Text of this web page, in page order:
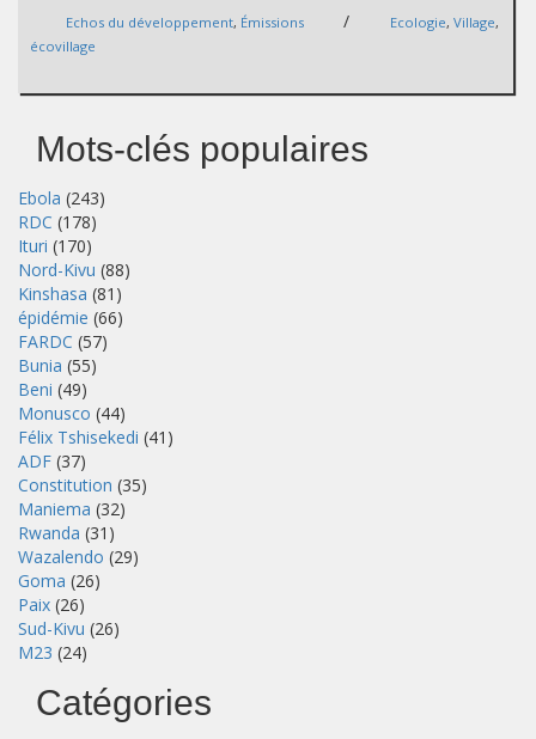
Echos du développement, Émissions / Ecologie, Village,
écovillage
Mots-clés populaires
Ebola (243)
RDC (178)
Ituri (170)
Nord-Kivu (88)
Kinshasa (81)
épidémie (66)
FARDC (57)
Bunia (55)
Beni (49)
Monusco (44)
Félix Tshisekedi (41)
ADF (37)
Constitution (35)
Maniema (32)
Rwanda (31)
Wazalendo (29)
Goma (26)
Paix (26)
Sud-Kivu (26)
M23 (24)
Catégories